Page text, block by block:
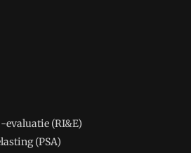
evaluatie (RI&E)
(PSA)